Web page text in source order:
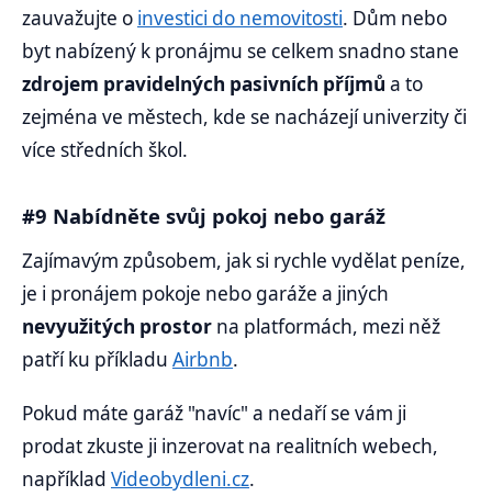
zauvažujte o investici do nemovitosti. Dům nebo
byt nabízený k pronájmu se celkem snadno stane
zdrojem pravidelných pasivních příjmů a to
zejména ve městech, kde se nacházejí univerzity či
více středních škol.
#9 Nabídněte svůj pokoj nebo garáž
Zajímavým způsobem, jak si rychle vydělat peníze,
je i pronájem pokoje nebo garáže a jiných
nevyužitých prostor na platformách, mezi něž
patří ku příkladu Airbnb.
Pokud máte garáž "navíc" a nedaří se vám ji
prodat zkuste ji inzerovat na realitních webech,
například Videobydleni.cz.